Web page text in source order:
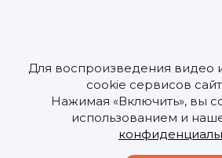
Для воспроизведения видео
cookie сервисов
Нажимая «Включить», вы
использованием и